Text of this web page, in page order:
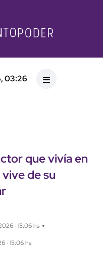
03:26
que vivía en
de su
· 15:06 hs
· 15:06 hs